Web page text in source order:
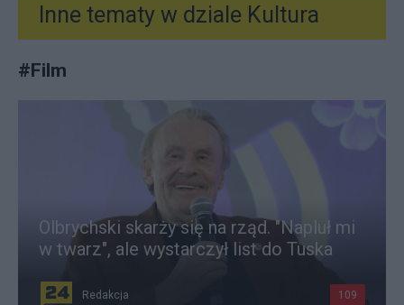
Inne tematy w dziale Kultura
#Film
Olbrychski skarży się na rząd. "Napluł mi
w twarz", ale wystarczył list do Tuska
Redakcja 109